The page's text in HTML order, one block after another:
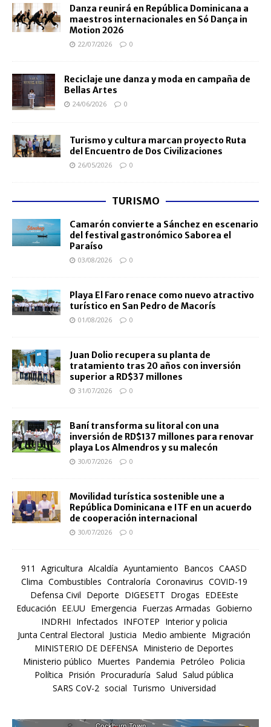
Danza reunirá en República Dominicana a
maestros internacionales en Só Dança in
Motion 2026
22/07/2026 0
Reciclaje une danza y moda en campaña de
Bellas Artes
24/06/2026 0
Turismo y cultura marcan proyecto Ruta
del Encuentro de Dos Civilizaciones
26/05/2026 0
TURISMO
Camarón convierte a Sánchez en escenario
del festival gastronómico Saborea el
Paraíso
03/08/2026 0
Playa El Faro renace como nuevo atractivo
turístico en San Pedro de Macorís
01/08/2026 0
Juan Dolio recupera su planta de
tratamiento tras 20 años con inversión
superior a RD$37 millones
31/07/2026 0
Baní transforma su litoral con una
inversión de RD$137 millones para renovar
playa Los Almendros y su malecón
30/07/2026 0
Movilidad turística sostenible une a
República Dominicana e ITF en un acuerdo
de cooperación internacional
30/07/2026 0
911 Agricultura Alcaldía Ayuntamiento Bancos CAASD
Clima Combustibles Contraloría Coronavirus COVID-19
Defensa Civil Deporte DIGESETT Drogas EDEEste
Educación EE.UU Emergencia Fuerzas Armadas Gobierno
INDRHI Infectados INFOTEP Interior y policia
Junta Central Electoral Justicia Medio ambiente Migración
MINISTERIO DE DEFENSA Ministerio de Deportes
Ministerio público Muertes Pandemia Petróleo Policia
Política Prisión Procuraduría Salud Salud pública
SARS CoV-2 social Turismo Universidad